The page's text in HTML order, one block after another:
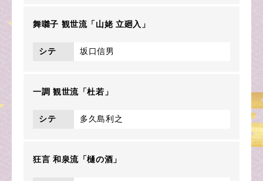
舞囃子 観世流「山姥 立廻入」
シテ 坂口信男
一調 観世流「杜若」
シテ 多久島利之
狂言 和泉流「樋の酒」